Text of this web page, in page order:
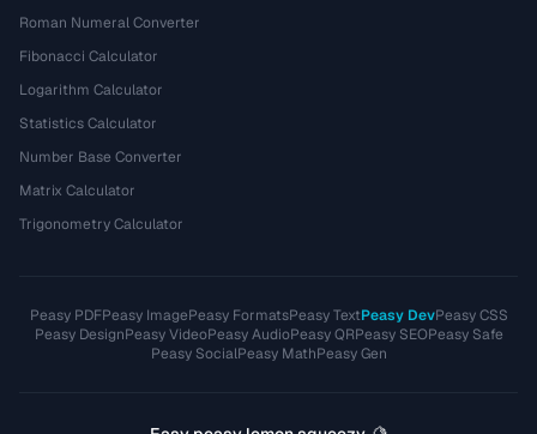
Roman Numeral Converter
Fibonacci Calculator
Logarithm Calculator
Statistics Calculator
Number Base Converter
Matrix Calculator
Trigonometry Calculator
Peasy PDFPeasy ImagePeasy FormatsPeasy TextPeasy DevPeasy CSS
Peasy DesignPeasy VideoPeasy AudioPeasy QRPeasy SEOPeasy Safe
Peasy SocialPeasy MathPeasy Gen